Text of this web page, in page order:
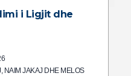
i Ligjit dhe
NAIM JAKAJ DHE MELOS